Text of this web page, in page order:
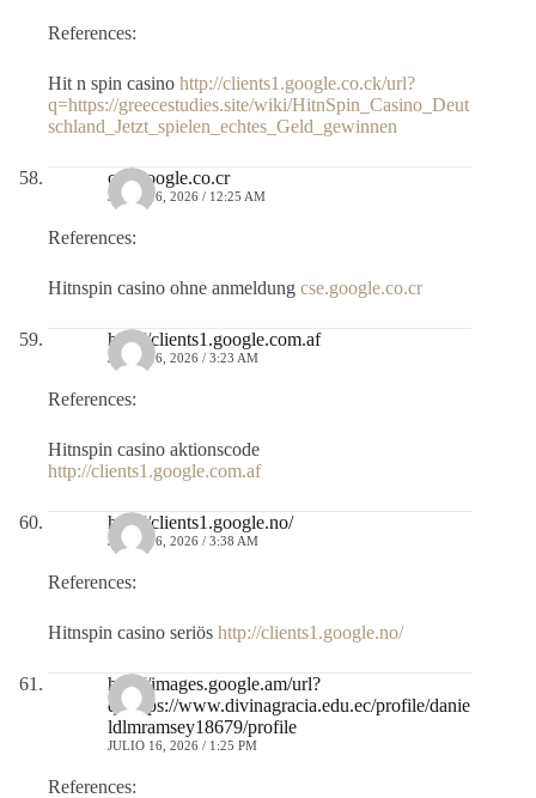
References:
Hit n spin casino http://clients1.google.co.ck/url?
q=https://greecestudies.site/wiki/HitnSpin_Casino_Deut
schland_Jetzt_spielen_echtes_Geld_gewinnen
cse.google.co.cr
JULIO 16, 2026 / 12:25 AM
References:
Hitnspin casino ohne anmeldung cse.google.co.cr
http://clients1.google.com.af
JULIO 16, 2026 / 3:23 AM
References:
Hitnspin casino aktionscode
http://clients1.google.com.af
http://clients1.google.no/
JULIO 16, 2026 / 3:38 AM
References:
Hitnspin casino seriös http://clients1.google.no/
http://images.google.am/url?
q=https://www.divinagracia.edu.ec/profile/danie
ldlmramsey18679/profile
JULIO 16, 2026 / 1:25 PM
References: